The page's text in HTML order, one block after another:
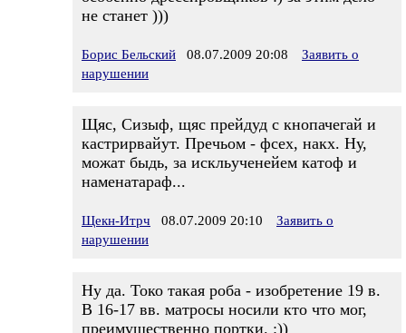
не станет )))
Борис Бельский 08.07.2009 20:08
Заявить о
нарушении
Щяс, Сизыф, щяс прейдуд с кнопачегай и
кастрирвайут. Пречьом - фсех, накх. Ну,
можат быдь, за искльученейем катоф и
наменатараф...
Щекн-Итрч 08.07.2009 20:10
Заявить о
нарушении
Ну да. Токо такая роба - изобретение 19 в.
В 16-17 вв. матросы носили кто что мог,
преимущественно портки. :))